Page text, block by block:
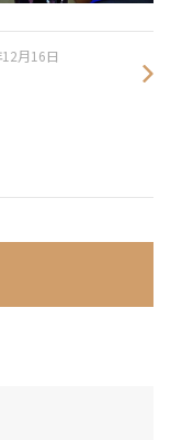
月16日